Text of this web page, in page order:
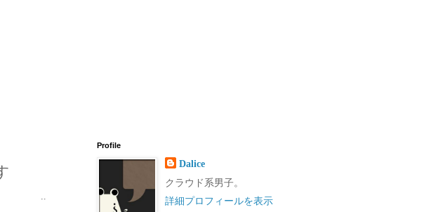
Profile
Dalice
クラウド系男子。
詳細プロフィールを表示